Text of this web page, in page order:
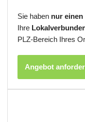
Sie haben nur
Ihre
PLZ-Bereich Ihres
Angebot